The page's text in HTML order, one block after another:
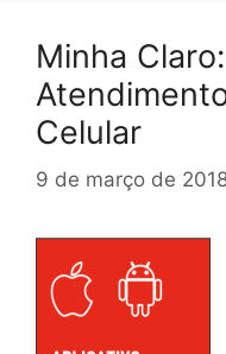
Minha
Celular
9 de março de